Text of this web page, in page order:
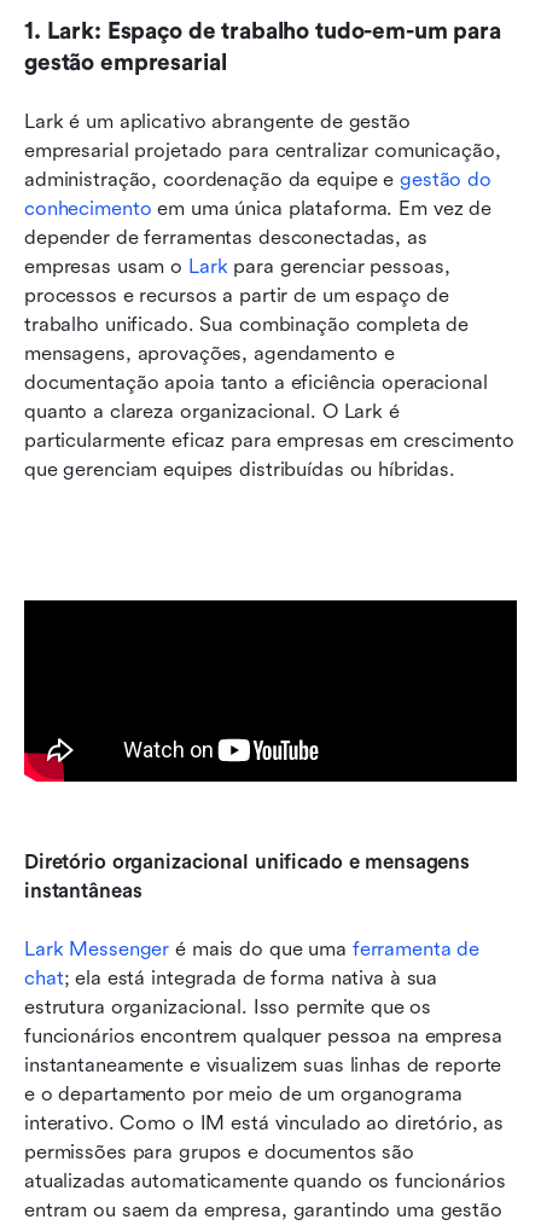
1. Lark: Espaço de trabalho tudo-em-um para
gestão empresarial
Lark é um aplicativo abrangente de gestão
empresarial projetado para centralizar comunicação,
administração, coordenação da equipe e gestão do
conhecimento em uma única plataforma. Em vez de
depender de ferramentas desconectadas, as
empresas usam o Lark para gerenciar pessoas,
processos e recursos a partir de um espaço de
trabalho unificado. Sua combinação completa de
mensagens, aprovações, agendamento e
documentação apoia tanto a eficiência operacional
quanto a clareza organizacional. O Lark é
particularmente eficaz para empresas em crescimento
que gerenciam equipes distribuídas ou híbridas.
Diretório organizacional unificado e mensagens
instantâneas
Lark Messenger é mais do que uma ferramenta de
chat; ela está integrada de forma nativa à sua
estrutura organizacional. Isso permite que os
funcionários encontrem qualquer pessoa na empresa
instantaneamente e visualizem suas linhas de reporte
e o departamento por meio de um organograma
interativo. Como o IM está vinculado ao diretório, as
permissões para grupos e documentos são
atualizadas automaticamente quando os funcionários
entram ou saem da empresa, garantindo uma gestão